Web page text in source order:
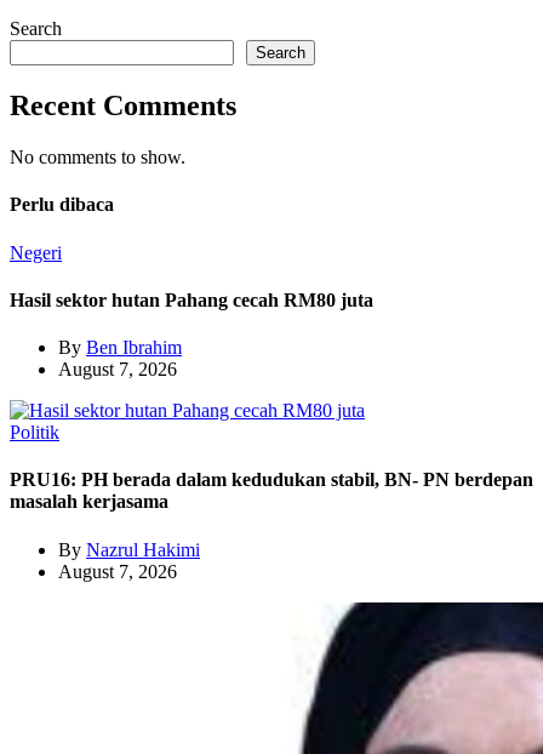
Search
Search
Recent Comments
No comments to show.
Perlu dibaca
Negeri
Hasil sektor hutan Pahang cecah RM80 juta
By Ben Ibrahim
August 7, 2026
Politik
PRU16: PH berada dalam kedudukan stabil, BN- PN berdepan
masalah kerjasama
By Nazrul Hakimi
August 7, 2026